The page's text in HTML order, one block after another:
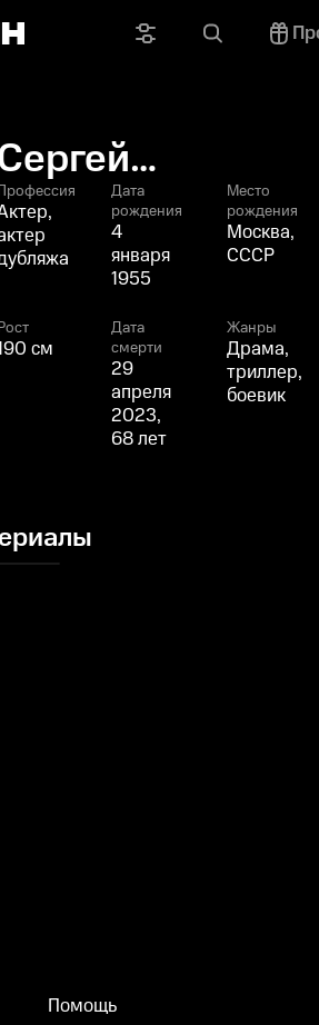
Дата
рождения
4
января
1955
Место
рождения
Москва,
СССР
см
Дата
смерти
29
апреля
2023,
68 лет
Жанры
Драма,
триллер,
боевик
Помощь